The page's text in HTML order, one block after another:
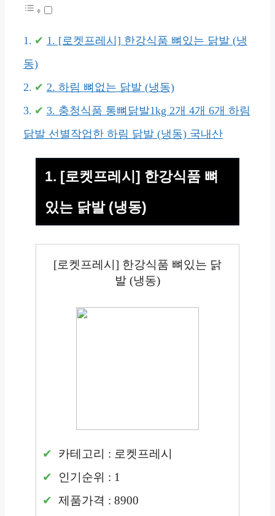
1. [로켓프레시] 한강식품 뼈있는 닭발 (냉
동)
2. 하림 뼈없는 닭발 (냉동)
3. 충청식품 통뼈닭발1kg 2개 4개 6개 하림
닭발 선별작업한 하림 닭발 (냉동) 국내산
1. [로켓프레시] 한강식품 뼈
있는 닭발 (냉동)
[로켓프레시] 한강식품 뼈있는 닭
발 (냉동)
카테고리 : 로켓프레시
인기순위 : 1
제품가격 : 8900